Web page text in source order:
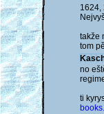
1624,
takže
tom
no
ti